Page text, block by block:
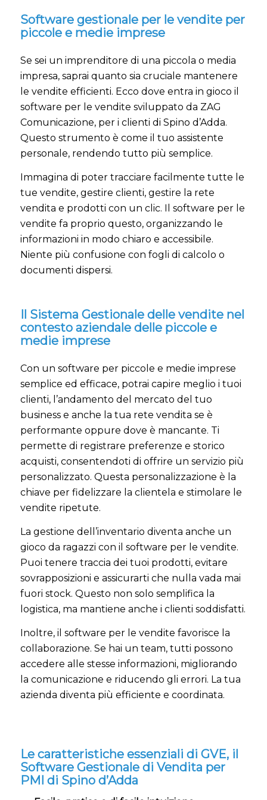
Software gestionale per le vendite per
piccole e medie imprese
Se sei un imprenditore di una piccola o media
impresa, saprai quanto sia cruciale mantenere
le vendite efficienti. Ecco dove entra in gioco il
software per le vendite sviluppato da ZAG
Comunicazione, per i clienti di Spino d’Adda.
Questo strumento è come il tuo assistente
personale, rendendo tutto più semplice.
Immagina di poter tracciare facilmente tutte le
tue vendite, gestire clienti, gestire la rete
vendita e prodotti con un clic. Il software per le
vendite fa proprio questo, organizzando le
informazioni in modo chiaro e accessibile.
Niente più confusione con fogli di calcolo o
documenti dispersi.
Il Sistema Gestionale delle vendite nel
contesto aziendale delle piccole e
medie imprese
Con un software per piccole e medie imprese
semplice ed efficace, potrai capire meglio i tuoi
clienti, l’andamento del mercato del tuo
business e anche la tua rete vendita se è
performante oppure dove è mancante. Ti
permette di registrare preferenze e storico
acquisti, consentendoti di offrire un servizio più
personalizzato. Questa personalizzazione è la
chiave per fidelizzare la clientela e stimolare le
vendite ripetute.
La gestione dell’inventario diventa anche un
gioco da ragazzi con il software per le vendite.
Puoi tenere traccia dei tuoi prodotti, evitare
sovrapposizioni e assicurarti che nulla vada mai
fuori stock. Questo non solo semplifica la
logistica, ma mantiene anche i clienti soddisfatti.
Inoltre, il software per le vendite favorisce la
collaborazione. Se hai un team, tutti possono
accedere alle stesse informazioni, migliorando
la comunicazione e riducendo gli errori. La tua
azienda diventa più efficiente e coordinata.
Le caratteristiche essenziali di GVE, il
Software Gestionale di Vendita per
PMI di Spino d’Adda